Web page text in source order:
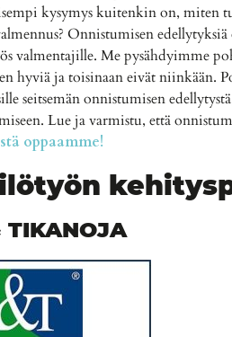
kysymys kuitenkin on, miten
Onnistumisen edellytyksiä
valmentajille. Me pysähdyimme
hyviä ja toisinaan eivät niinkään.
seitsemän onnistumisen
Lue ja varmistu, että
oppaamme!
TIKANOJA